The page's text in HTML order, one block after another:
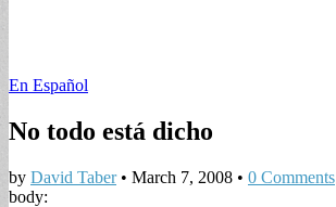
En Español
No todo está dicho
by David Taber• March 7, 2008 • 0 Comments
body: